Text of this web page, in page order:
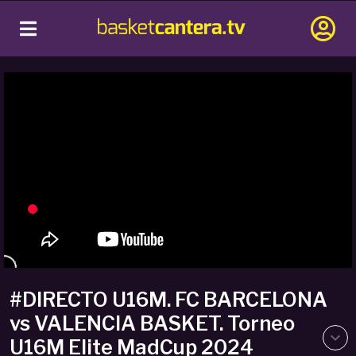
#DIRECTO U16M. FC BARCELONA
vs VALENCIA BASKET. Torneo
U16M Elite MadCup 2024